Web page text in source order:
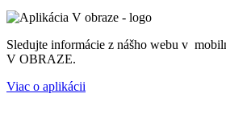
Sledujte informácie z nášho webu v
V OBRAZE.
Viac o aplikácii